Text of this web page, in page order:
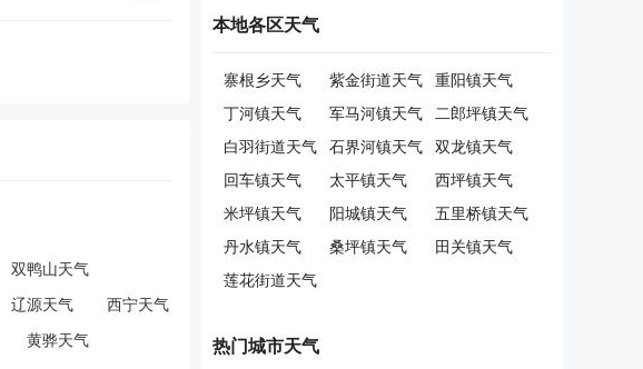
双鸭山天气
辽源天气 西宁天气
黄骅天气
本地各区天气
寨根乡天气 紫金街道天气
重阳镇天气
丁河镇天气
军马河镇天气
二郎坪镇天气
白羽街道天气
石界河镇天气
双龙镇天气
回车镇天气
太平镇天气
西坪镇天气
米坪镇天气
阳城镇天气
五里桥镇天气
丹水镇天气
桑坪镇天气
田关镇天气
莲花街道天气
热门城市天气